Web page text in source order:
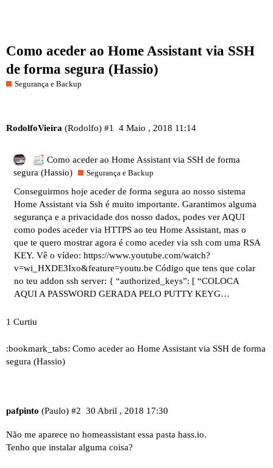
Como aceder ao Home Assistant via SSH
de forma segura (Hassio)
Segurança e Backup
RodolfoVieira (Rodolfo) 4 Maio , 2018 11:14
#1
Como aceder ao Home Assistant via SSH de forma
segura (Hassio)
Segurança e Backup
Conseguirmos hoje aceder de forma segura ao nosso sistema
Home Assistant via Ssh é muito importante. Garantimos alguma
segurança e a privacidade dos nosso dados, podes ver AQUI
como podes aceder via HTTPS ao teu Home Assistant, mas o
que te quero mostrar agora é como aceder via ssh com uma RSA
KEY. Vê o vídeo: https://www.youtube.com/watch?
v=wi_HXDE3Ixo&feature=youtu.be Código que tens que colar
no teu addon ssh server: { “authorized_keys”: [ “COLOCA
AQUI A PASSWORD GERADA PELO PUTTY KEYG…
1 Curtiu
:bookmark_tabs: Como aceder ao Home Assistant via SSH de forma
segura (Hassio)
pafpinto (Paulo) 30 Abril , 2018 17:30
#2
Não me aparece no homeassistant essa pasta hass.io.
Tenho que instalar alguma coisa?